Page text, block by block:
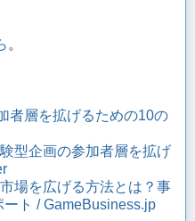
。
者層を拡げるための10の
型企画の参加者層を拡げ
場を広げる方法とは？事
ト / GameBusiness.jp